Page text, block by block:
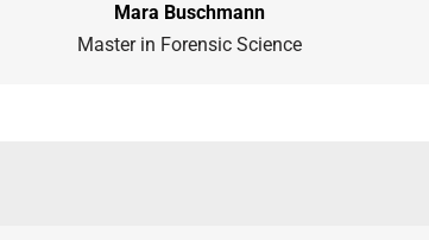
Mara Buschmann
Master in Forensic Science